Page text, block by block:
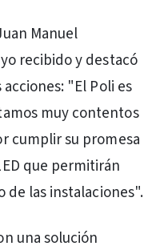
Manuel
recibido y destacó
"El Poli es
muy contentos
cumplir su promesa
que permitirán
de las instalaciones".
una solución